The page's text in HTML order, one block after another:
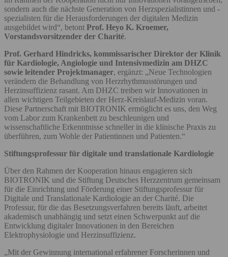
sondern auch die nächste Generation von Herzspezialistinnen und -
spezialisten für die Herausforderungen der digitalen Medizin
ausgebildet wird“, betont Prof. Heyo K. Kroemer,
Vorstandsvorsitzender der Charité.
Prof. Gerhard Hindricks, kommissarischer Direktor der Klinik
für Kardiologie, Angiologie und Intensivmedizin am DHZC
sowie leitender Projektmanager, ergänzt: „Neue Technologien
verändern die Behandlung von Herzrhythmusstörungen und
Herzinsuffizienz rasant. Am DHZC treiben wir Innovationen in
allen wichtigen Teilgebieten der Herz-Kreislauf-Medizin voran.
Diese Partnerschaft mit BIOTRONIK ermöglicht es uns, den Weg
vom Labor zum Krankenbett zu beschleunigen und
wissenschaftliche Erkenntnisse schneller in die klinische Praxis zu
überführen, zum Wohle der Patientinnen und Patienten.“
Stiftungsprofessur für digitale und translationale Kardiologie
Über den Rahmen der Kooperation hinaus engagieren sich
BIOTRONIK und die Stiftung Deutsches Herzzentrum gemeinsam
für die Einrichtung und Förderung einer Stiftungsprofessur für
Digitale und Translationale Kardiologie an der Charité. Die
Professur, für die das Besetzungsverfahren bereits läuft, arbeitet
akademisch unabhängig und setzt einen Schwerpunkt auf die
Entwicklung digitaler Innovationen in den Bereichen
Elektrophysiologie und Herzinsuffizienz.
„Mit der Gewinnung international erfahrener Forscherinnen und